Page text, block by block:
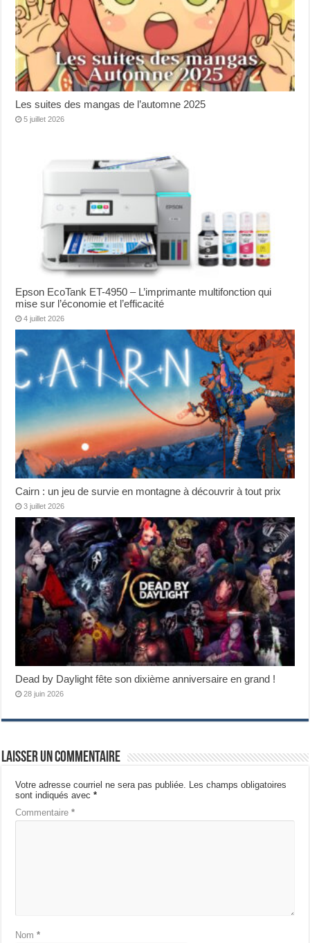
Les suites des mangas de l’automne 2025
5 juillet 2026
Epson EcoTank ET-4950 – L’imprimante multifonction qui
mise sur l’économie et l’efficacité
4 juillet 2026
Cairn : un jeu de survie en montagne à découvrir à tout prix
3 juillet 2026
Dead by Daylight fête son dixième anniversaire en grand !
28 juin 2026
Laisser un commentaire
Votre adresse courriel ne sera pas publiée.
Les champs obligatoires
sont indiqués avec*
Commentaire*
Nom*